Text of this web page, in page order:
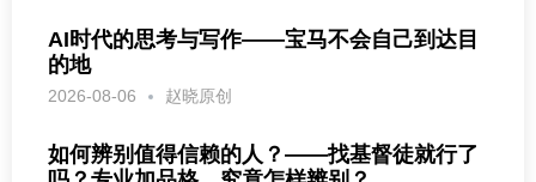
AI时代的思考与写作——宝马不会自己到达目
的地
2026-08-06 赵晓原创
如何辨别值得信赖的人？——找基督徒就行了